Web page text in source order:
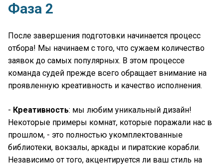
Фаза 2
После завершения подготовки начинается процесс
отбора! Мы начинаем с того, что сужаем количество
заявок до самых популярных. В этом процессе
команда судей прежде всего обращает внимание на
проявленную креативность и качество исполнения.
- Креативность: мы любим уникальный дизайн!
Некоторые примеры комнат, которые поражали нас в
прошлом, - это полностью укомплектованные
библиотеки, вокзалы, аркады и пиратские корабли.
Независимо от того, акцентируется ли ваш стиль на